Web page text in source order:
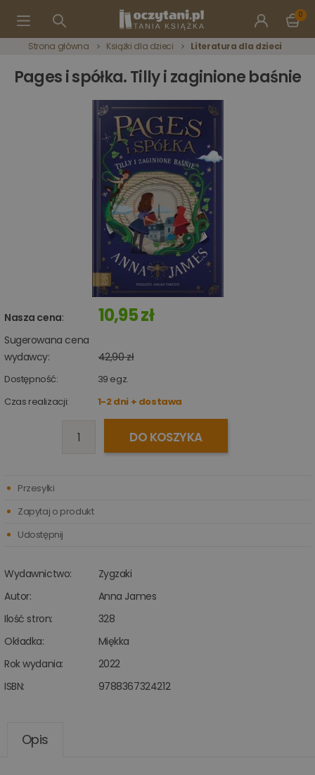
0
Strona główna Książki dla dzieci Literatura dla dzieci
Pages i spółka. Tilly i zaginione baśnie
Nasza cena: 10,95 zł
Sugerowana cena
wydawcy:
42,90 zł
Dostępność: 39 egz.
Czas realizacji:
1-2 dni + dostawa
DO KOSZYKA
Wydawnictwo:
Zygzaki
Autor:
Anna James
Ilość stron:
328
Okładka:
Miękka
Rok wydania:
2022
ISBN:
9788367324212
Przesyłki
Zapytaj o produkt
Udostępnij
Opis